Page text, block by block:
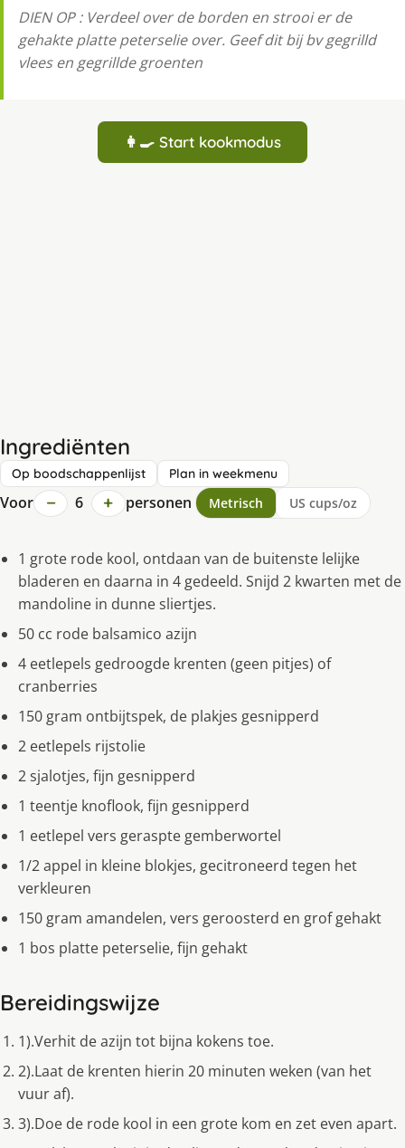
DIEN OP : Verdeel over de borden en strooi er de
gehakte platte peterselie over. Geef dit bij bv gegrilld
vlees en gegrillde groenten
👩‍🍳 Start kookmodus
Ingrediënten
Op boodschappenlijst Plan in weekmenu
Voor − 6 + personen Metrisch US cups/oz
1 grote rode kool, ontdaan van de buitenste lelijke
bladeren en daarna in 4 gedeeld. Snijd 2 kwarten met de
mandoline in dunne sliertjes.
50 cc rode balsamico azijn
4 eetlepels gedroogde krenten (geen pitjes) of
cranberries
150 gram ontbijtspek, de plakjes gesnipperd
2 eetlepels rijstolie
2 sjalotjes, fijn gesnipperd
1 teentje knoflook, fijn gesnipperd
1 eetlepel vers geraspte gemberwortel
1/2 appel in kleine blokjes, gecitroneerd tegen het
verkleuren
150 gram amandelen, vers geroosterd en grof gehakt
1 bos platte peterselie, fijn gehakt
Bereidingswijze
1).Verhit de azijn tot bijna kokens toe.
2).Laat de krenten hierin 20 minuten weken (van het
vuur af).
3).Doe de rode kool in een grote kom en zet even apart.